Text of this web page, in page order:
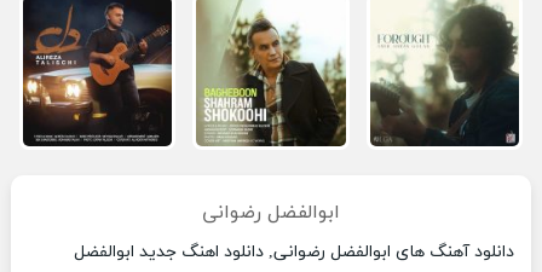
ابوالفضل رضوانی
دانلود آهنگ های ابوالفضل رضوانی, دانلود اهنگ جدید ابوالفضل